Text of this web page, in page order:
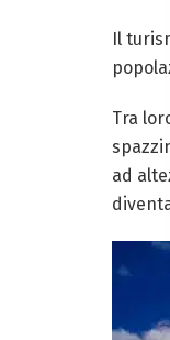
Il
Tra
ad